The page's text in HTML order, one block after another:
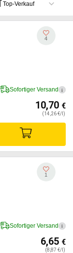
4
Sofortiger Versand i
10,70 €
(14,26 €/l)
1
Sofortiger Versand i
6,65 €
(8,87 €/l)